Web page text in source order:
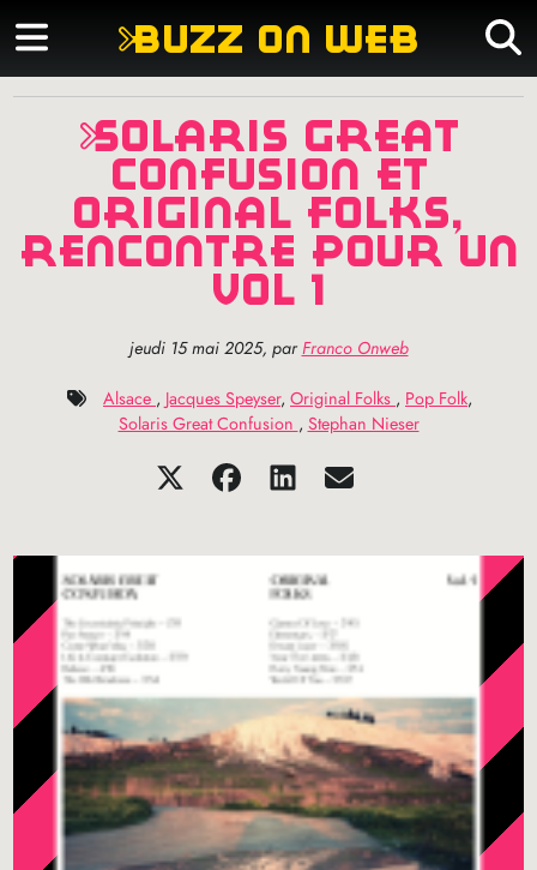
buzz on web
solaris great
confusion et
original folks,
rencontre pour un
vol 1
jeudi 15 mai 2025, parFranco Onweb
Alsace , Jacques Speyser, Original Folks , Pop Folk,
Solaris Great Confusion , Stephan Nieser